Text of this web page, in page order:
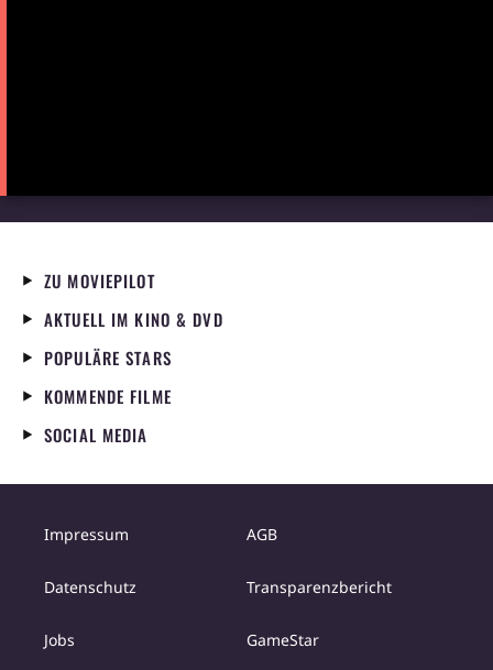
ZU MOVIEPILOT
AKTUELL IM KINO & DVD
POPULÄRE STARS
KOMMENDE FILME
SOCIAL MEDIA
Impressum AGB
Datenschutz Transparenzbericht
Jobs GameStar